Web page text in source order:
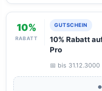
10%
RABATT
GUTSCHEIN
10% Rabatt
Pro
📅 bis 31.12.3000